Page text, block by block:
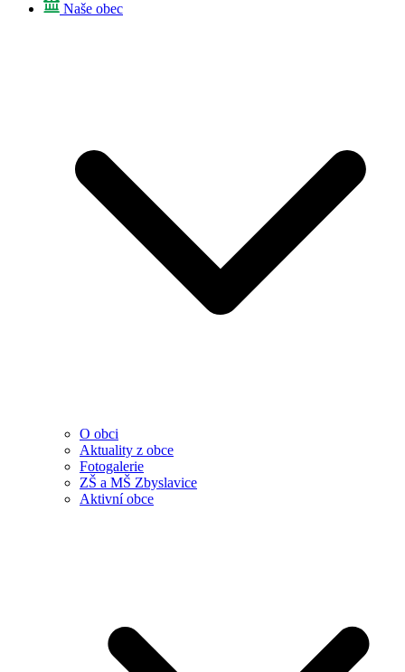
Naše obec
O obci
Aktuality z obce
Fotogalerie
ZŠ a MŠ Zbyslavice
Aktivní obce